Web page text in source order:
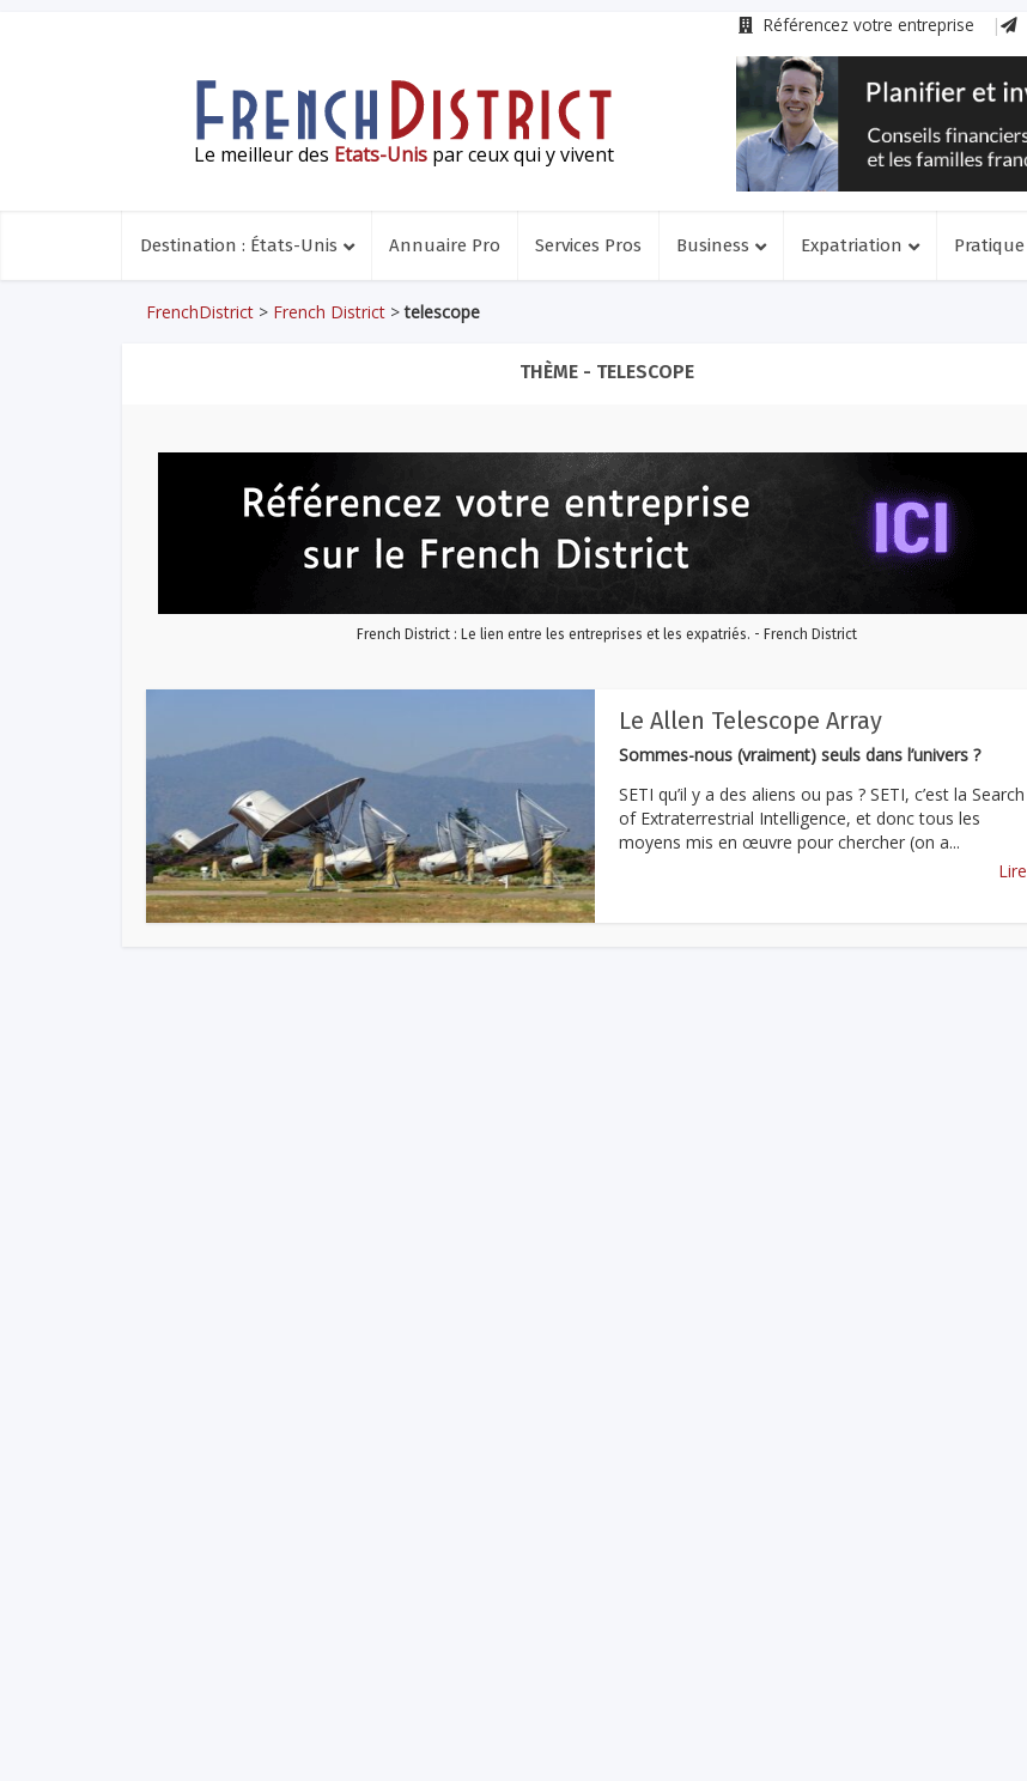
Référencez votre entreprise
Le meilleur des Etats-Unis par ceux qui y vivent
Destination : États-Unis Annuaire Pro Services Pros Business Expatriation Pratique
FrenchDistrict > French District >telescope
THÈME - TELESCOPE
French District : Le lien entre les entreprises et les expatriés. - French District
Le Allen Telescope Array
Sommes-nous (vraiment) seuls dans l’univers ?
SETI qu’il y a des aliens ou pas ? SETI, c’est la Search
of Extraterrestrial Intelligence, et donc tous les
moyens mis en œuvre pour chercher (on a...
Lire